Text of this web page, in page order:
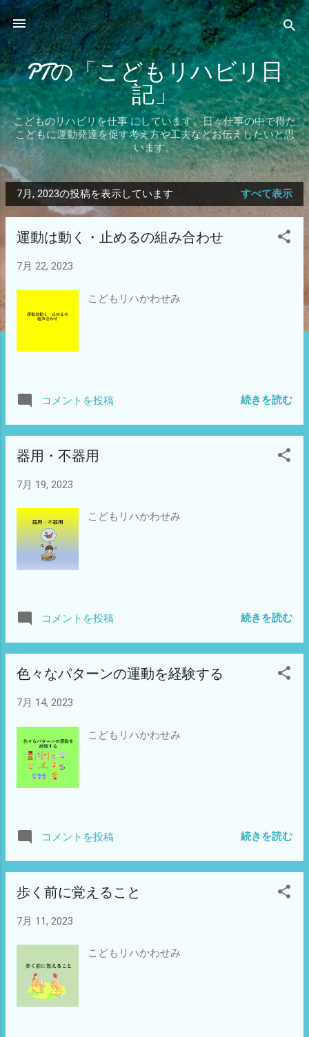
スキップしてメイン コンテンツに移動
PTの「こどもリハビリ日
記」
こどものリハビリを仕事 にしています。日々仕事の中で得た
こどもに運動発達を促す考え方や工夫などお伝えしたいと思
います。
投
稿
7月, 2023の投稿を表示しています すべて表示
運動は動く・止めるの組み合わせ
7月 22, 2023
こどもリハかわせみ
コメントを投稿 続きを読む
器用・不器用
7月 19, 2023
こどもリハかわせみ
コメントを投稿 続きを読む
色々なパターンの運動を経験する
7月 14, 2023
こどもリハかわせみ
コメントを投稿 続きを読む
歩く前に覚えること
7月 11, 2023
こどもリハかわせみ